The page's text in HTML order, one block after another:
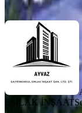
Ara
EMLAK İNŞAAT